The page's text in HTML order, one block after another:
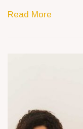
Read More